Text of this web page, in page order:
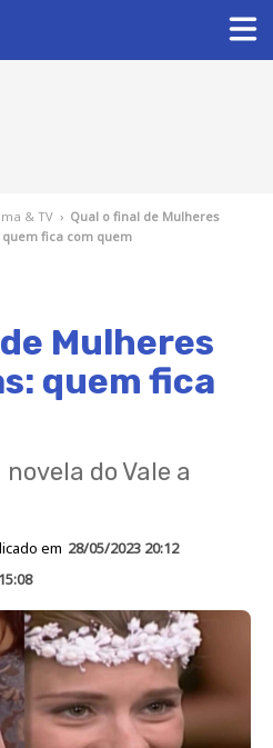
& TV › Qual o final de Mulheres
fica com quem
Mulheres
quem fica
do Vale a
em 28/05/2023 20:12